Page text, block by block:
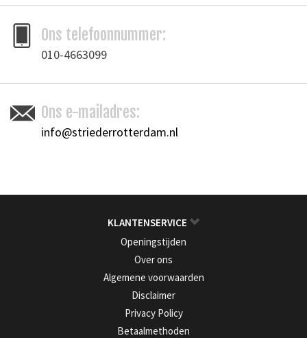
Ons telefoonnummer:
010-4663099
Ons e-mailadres:
info@striederrotterdam.nl
KLANTENSERVICE
Openingstijden
Over ons
Algemene voorwaarden
Disclaimer
Privacy Policy
Betaalmethoden